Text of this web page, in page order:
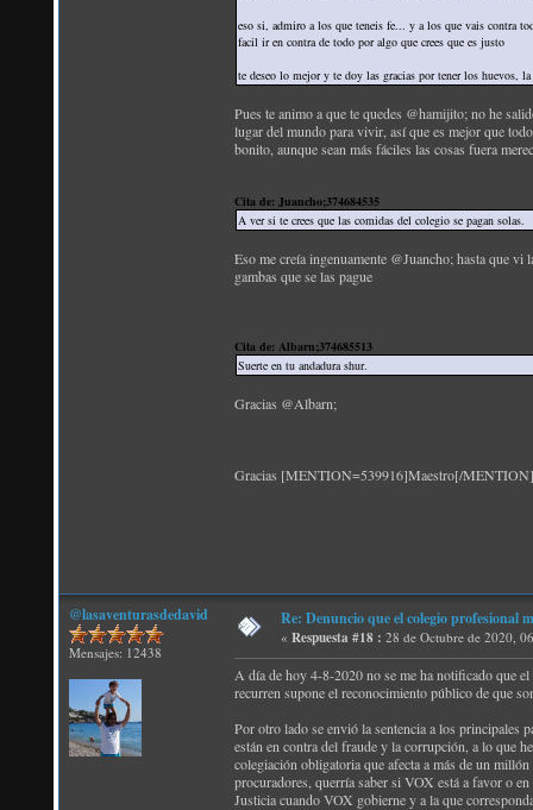
eso si, admiro a los que teneis fe... y a los que vais contra
facil ir en contra de todo por algo que crees que es justo
te deseo lo mejor y te doy las gracias por tener los huevos,
Pues te animo a que te quedes @hamijito; no he
lugar del mundo para vivir, así que es mejor que
bonito, aunque sean más fáciles las cosas fuera
Cita de: Juancho;374684535
A ver si te crees que las comidas del colegio se pagan solas.
Eso me creía ingenuamente @Juancho; hasta que
gambas que se las pague
Cita de: Albarn;374685513
Suerte en tu andadura shur.
Gracias @Albarn;
Gracias [MENTION=539916]Maestro[/MENTION]
@lasaventurasdedavid
Mensajes: 12438
Re: Denuncio que el colegio profesional
« Respuesta #18 : 28 de Octubre de 2020,
A día de hoy 4-8-2020 no se me ha notificado que
recurren supone el reconocimiento público de que
Por otro lado se envió la sentencia a los
están en contra del fraude y la corrupción, a lo que
colegiación obligatoria que afecta a más de un
procuradores, querría saber si VOX está a favor o
Justicia cuando VOX gobierne y a la que